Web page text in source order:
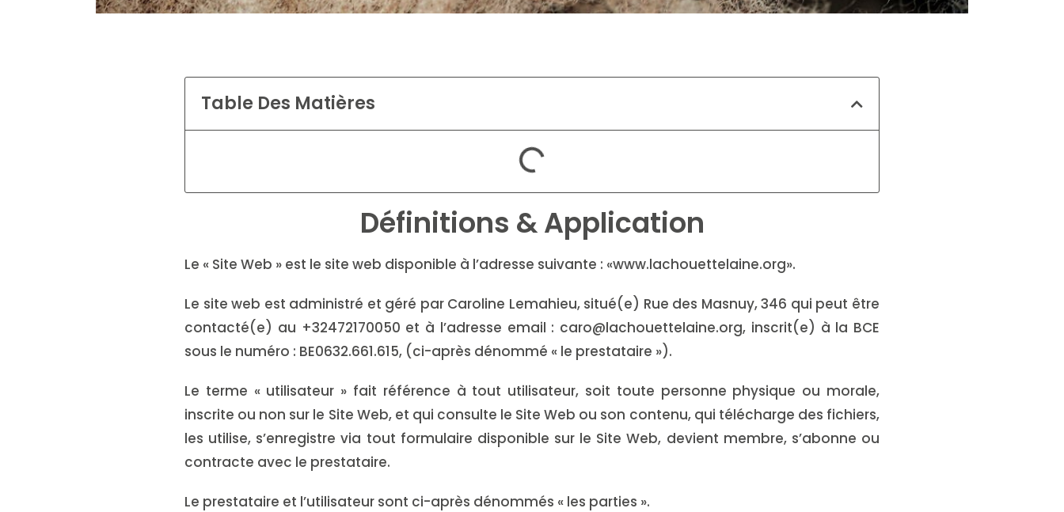
Table Des Matières
Définitions & Application
Le « Site Web » est le site web disponible à l’adresse suivante : «www.lachouettelaine.org».
Le site web est administré et géré par Caroline Lemahieu, situé(e) Rue des Masnuy, 346 qui peut être
contacté(e) au +32472170050 et à l’adresse email : caro@lachouettelaine.org, inscrit(e) à la BCE
sous le numéro : BE0632.661.615, (ci-après dénommé « le prestataire »).
Le terme « utilisateur » fait référence à tout utilisateur, soit toute personne physique ou morale,
inscrite ou non sur le Site Web, et qui consulte le Site Web ou son contenu, qui télécharge des fichiers,
les utilise, s’enregistre via tout formulaire disponible sur le Site Web, devient membre, s’abonne ou
contracte avec le prestataire.
Le prestataire et l’utilisateur sont ci-après dénommés « les parties ».